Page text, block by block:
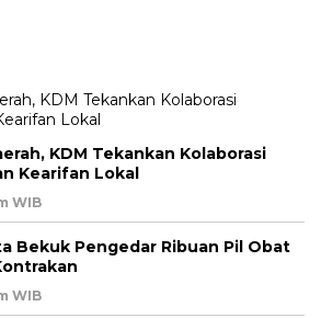
KDM Tekankan Kolaborasi
Kearifan Lokal
WIB
Bekuk Pengedar Ribuan Pil Obat
WIB